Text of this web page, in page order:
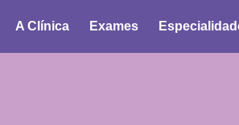
A Clínica Exames